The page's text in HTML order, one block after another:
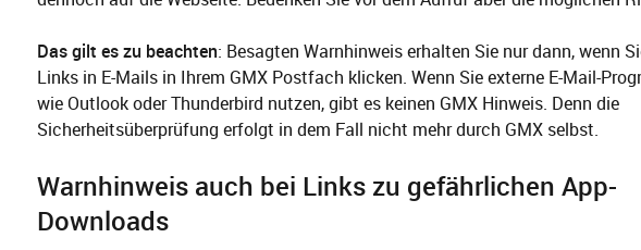
Das gilt es zu beachten: Besagten Warnhinweis erhalten Sie nur dann, wenn
Links in E-Mails in Ihrem GMX Postfach klicken. Wenn Sie externe E-Mail-
wie Outlook oder Thunderbird nutzen, gibt es keinen GMX Hinweis. Denn die
Sicherheitsüberprüfung erfolgt in dem Fall nicht mehr durch GMX selbst.
Warnhinweis auch bei Links zu gefährlichen App-
Downloads